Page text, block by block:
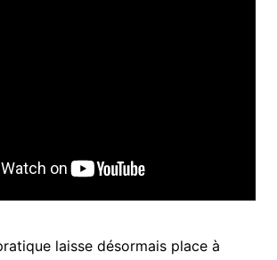
laisse désormais place à